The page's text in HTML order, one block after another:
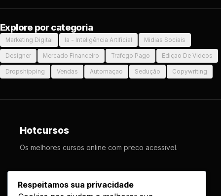
Explore por categoria
Marketing Digital Ia - Inteligência Artificial Midias Sociais
Designer Mercado Financeiro Trafego Pago Ediçao De Videos
Dropshipping Vendas Automaçao Sedução Copywriting
Hotcursos
Os melhores cursos online com preco acessivel.
Respeitamos sua privacidade